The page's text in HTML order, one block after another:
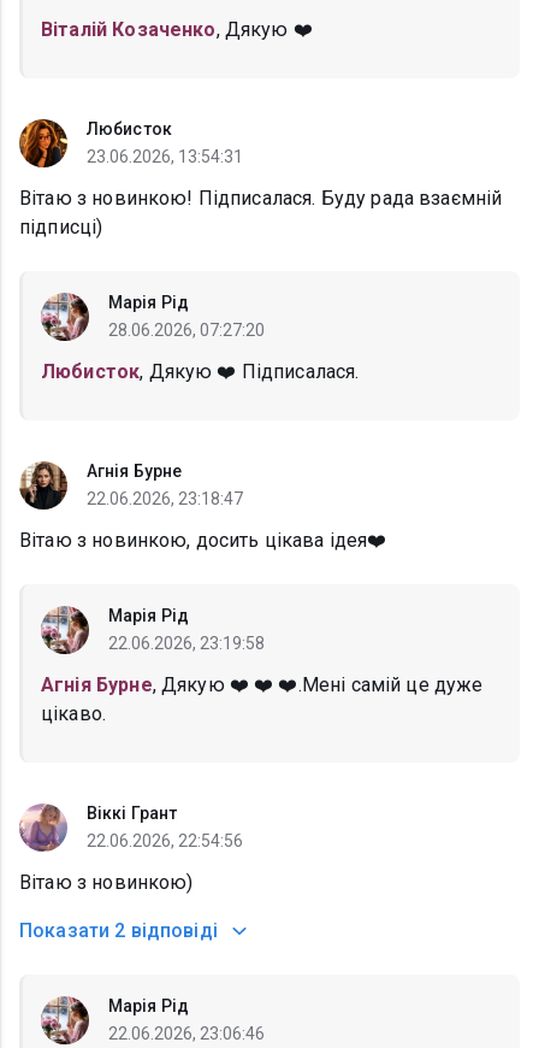
Віталій Козаченко, Дякую ❤️
Любисток
23.06.2026, 13:54:31
Вітаю з новинкою! Підписалася. Буду рада взаємній
підписці)
Марія Рід
28.06.2026, 07:27:20
Любисток, Дякую ❤️ Підписалася.
Агнія Бурне
22.06.2026, 23:18:47
Вітаю з новинкою, досить цікава ідея❤️
Марія Рід
22.06.2026, 23:19:58
Агнія Бурне, Дякую ❤️ ❤️ ❤️.Мені самій це дуже
цікаво.
Віккі Грант
22.06.2026, 22:54:56
Вітаю з новинкою)
Показати 2 відповіді
Марія Рід
22.06.2026, 23:06:46